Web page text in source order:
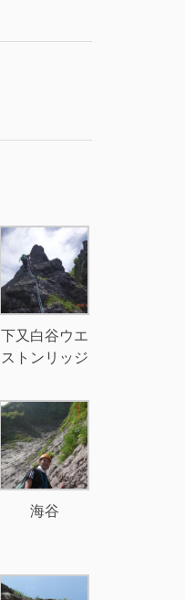
下又白谷ウエ
ストンリッジ
海谷